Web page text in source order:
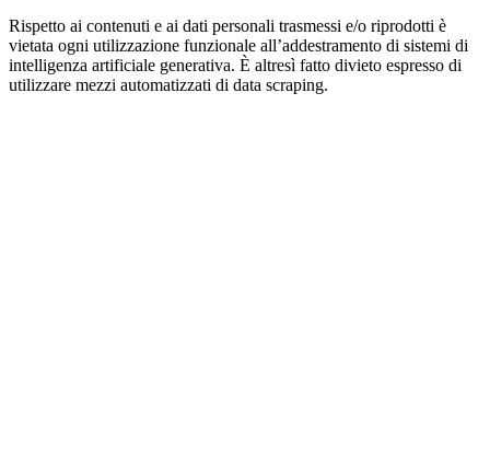
Rispetto ai contenuti e ai dati personali trasmessi e/o riprodotti è
vietata ogni utilizzazione funzionale all’addestramento di sistemi di
intelligenza artificiale generativa. È altresì fatto divieto espresso di
utilizzare mezzi automatizzati di data scraping.